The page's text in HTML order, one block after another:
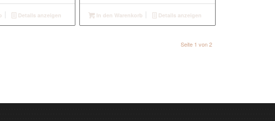
Details anzeigen In den Warenkorb Details anzeigen
Seite 1 von 2